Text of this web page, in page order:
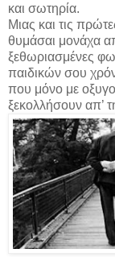
και σωτηρία.
Μιας και τις
θυμάσαι μονάχα
ξεθωριασμένες
παιδικών σου
που μόνο με
ξεκολλήσουν απ’